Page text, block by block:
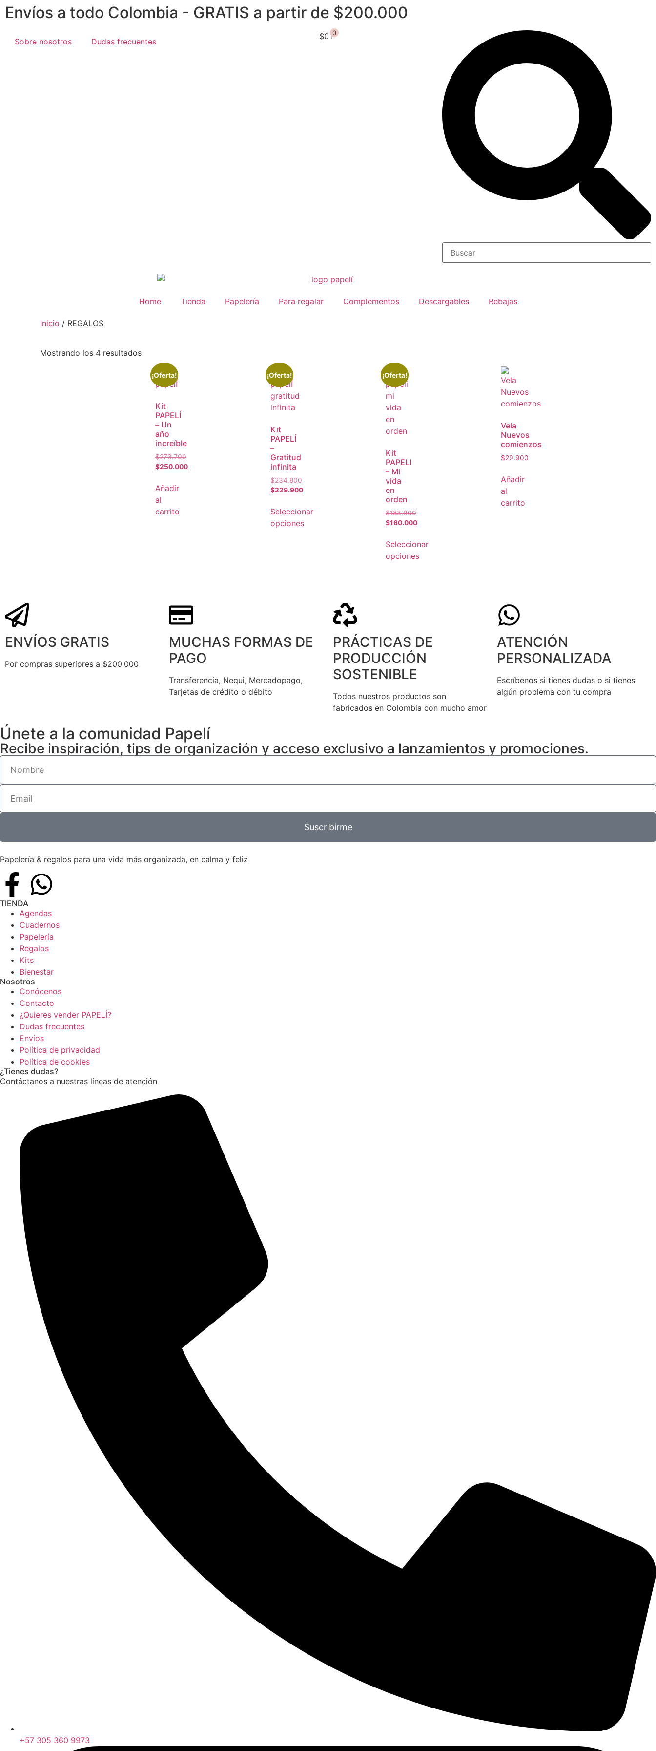
Envíos a todo Colombia - GRATIS a partir de $200.000
Sobre nosotros Dudas frecuentes
$0 0
Home Tienda Papelería Para regalar Complementos Descargables Rebajas
Inicio / REGALOS
Mostrando los 4 resultados
¡Oferta!
Kit
PAPELÍ
– Un
año
increíble
$273.700
$250.000
Añadir
al
carrito
¡Oferta!
Kit
PAPELÍ
–
Gratitud
infinita
$234.800
$229.900
Seleccionar
opciones
¡Oferta!
Kit
PAPELI
– Mi
vida
en
orden
$183.900
$160.000
Seleccionar
opciones
Vela
Nuevos
comienzos
$29.900
Añadir
al
carrito
ENVÍOS GRATIS
Por compras superiores a $200.000
MUCHAS FORMAS DE
PAGO
Transferencia, Nequi, Mercadopago,
Tarjetas de crédito o débito
PRÁCTICAS DE
PRODUCCIÓN
SOSTENIBLE
Todos nuestros productos son
fabricados en Colombia con mucho amor
ATENCIÓN
PERSONALIZADA
Escríbenos si tienes dudas o si tienes
algún problema con tu compra
Únete a la comunidad Papelí
Recibe inspiración, tips de organización y acceso exclusivo a lanzamientos y promociones.
Suscribirme
Papelería & regalos para una vida más organizada, en calma y feliz
TIENDA
Agendas
Cuadernos
Papelería
Regalos
Kits
Bienestar
Nosotros
Conócenos
Contacto
¿Quieres vender PAPELÍ?
Dudas frecuentes
Envíos
Política de privacidad
Política de cookies
¿Tienes dudas?
Contáctanos a nuestras líneas de atención
+57 305 360 9973